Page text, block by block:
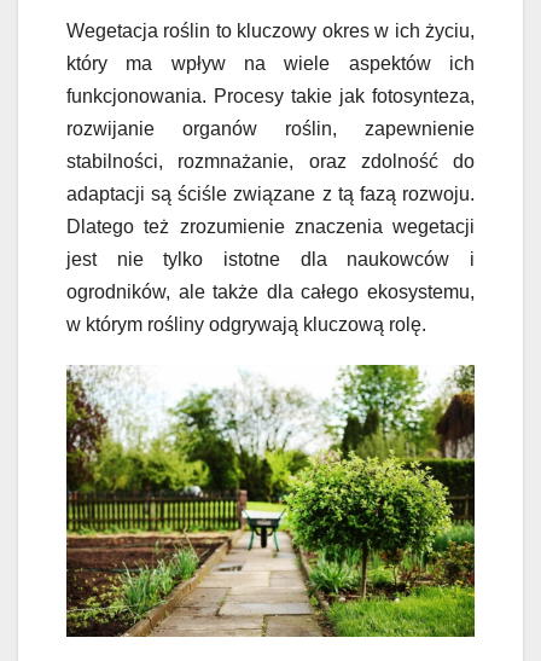
Wegetacja roślin to kluczowy okres w ich życiu,
który ma wpływ na wiele aspektów ich
funkcjonowania. Procesy takie jak fotosynteza,
rozwijanie organów roślin, zapewnienie
stabilności, rozmnażanie, oraz zdolność do
adaptacji są ściśle związane z tą fazą rozwoju.
Dlatego też zrozumienie znaczenia wegetacji
jest nie tylko istotne dla naukowców i
ogrodników, ale także dla całego ekosystemu,
w którym rośliny odgrywają kluczową rolę.